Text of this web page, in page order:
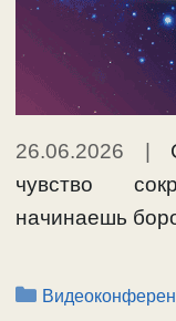
26.06.2026
чувство
начинаешь
Рубрики